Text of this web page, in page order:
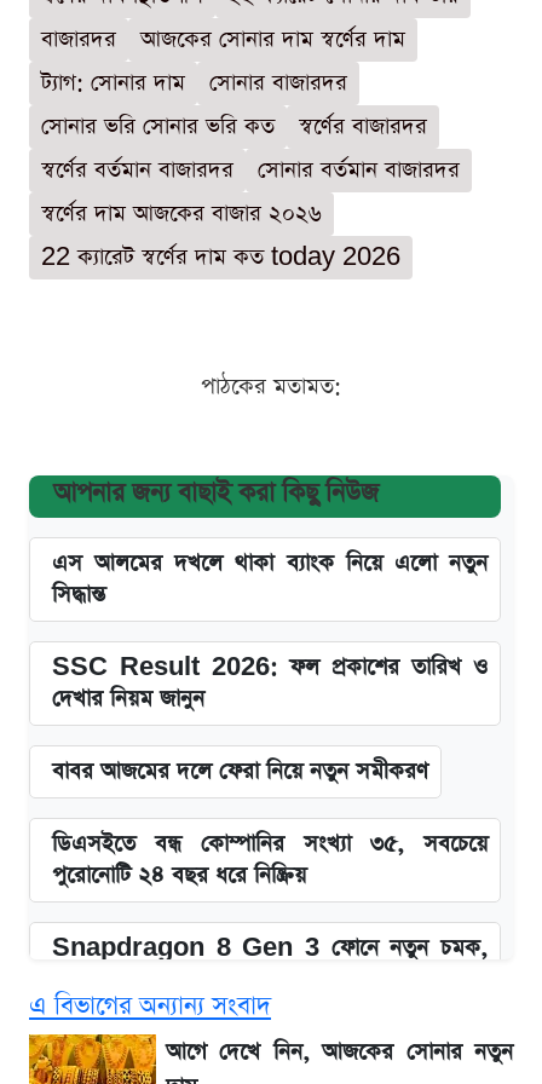
বাজারদর
আজকের সোনার দাম স্বর্ণের দাম
ট্যাগ: সোনার দাম
সোনার বাজারদর
সোনার ভরি সোনার ভরি কত
স্বর্ণের বাজারদর
স্বর্ণের বর্তমান বাজারদর
সোনার বর্তমান বাজারদর
স্বর্ণের দাম আজকের বাজার ২০২৬
22 ক্যারেট স্বর্ণের দাম কত today 2026
পাঠকের মতামত:
আপনার জন্য বাছাই করা কিছু নিউজ
এস আলমের দখলে থাকা ব্যাংক নিয়ে এলো নতুন
সিদ্ধান্ত
SSC Result 2026: ফল প্রকাশের তারিখ ও
দেখার নিয়ম জানুন
বাবর আজমের দলে ফেরা নিয়ে নতুন সমীকরণ
ডিএসইতে বন্ধ কোম্পানির সংখ্যা ৩৫, সবচেয়ে
পুরোনোটি ২৪ বছর ধরে নিষ্ক্রিয়
Snapdragon 8 Gen 3 ফোনে নতুন চমক,
SSC Result 2026: যে ৩ উপায়ে জানা যাবে
এ বিভাগের অন্যান্য সংবাদ
আগে দেখে নিন, আজকের সোনার নতুন